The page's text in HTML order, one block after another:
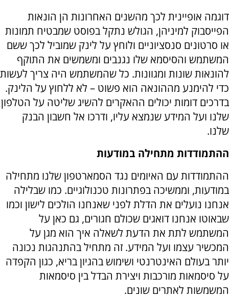
דוגמה אופיינית לכך מהשנים האחרונות הן הונאות
הפייסבוק למיניהן, הגולש נתקל בפוסט שמבטיח תמונות
או סרטונים סנסציוניים ולוחץ על לינק שמוביל לכך ששם
המשתמש והסיסמא שלו נגנבים ומשמשים את התוקף
להונאות שונות ומגוונות. כל שהמשתמש היה צריך לעשות
כדי להימנע מההונאה הוא פשוט – לא ללחוץ על הלינק.
בדרכים דומות יכולים ההאקרים להשיג שליטה על הטלפון
שלנו ועל המידע שנמצא עליו, ודרכו אל חשבון הבנק
שלנו.
ההתמודדות מתחילה במודעות
ההתמודדות עם האיומים נגד הסמארטפון שלנו מתחילה
במודעות, וממשיכה בפתרונות טכנולוגיים. כמו שבלילה
אנחנו נועלים את הדלת לפני שאנחנו הולכים לישון וכמו
שבאוטו אנחנו דואגים שכולם חגורים, גם כאן על
המשתמש לתת את הדעת לשאלה איך הוא מגן על
המכשיר עצמו ועל המידע. זה מתחיל בהתנהגות נכונה
יותר בעולם האינטרנטי ושימוש בהגיון בריא, כגון הקפדה
על סיסמאות מורכבות ויצירת הבדל בין סיסמאות
המשמשות לאתרים שונים.